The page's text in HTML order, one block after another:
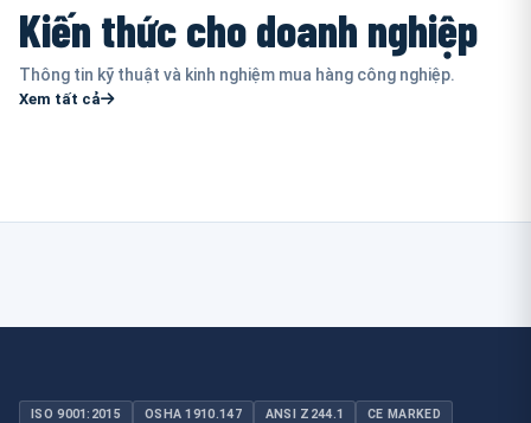
Kiến thức cho doanh nghiệp
Thông tin kỹ thuật và kinh nghiệm mua hàng công nghiệp.
Xem tất cả
ISO 9001:2015 OSHA 1910.147 ANSI Z244.1 CE MARKED